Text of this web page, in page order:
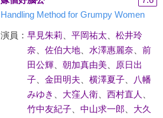
Handling Method for Grumpy Women
演員： 早見朱莉 平岡祐太
松井玲
奈
佐伯大地、 水澤惠麗奈
前
田公輝、 朝加真由美、
原日出
子、 金田明夫 横澤夏子、
八幡
みゆき
大窪人衛、 西村直人
竹中友紀子、 中山求一郎
大久